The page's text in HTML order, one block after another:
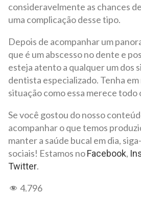
consideravelmente as chances
uma complicação desse tipo.
Depois de acompanhar um
que é um abscesso no dente e
esteja atento a qualquer um dos
dentista especializado. Tenha
situação como essa merece todo
Se você gostou do nosso
acompanhar o que temos
manter a saúde bucal em dia,
sociais! Estamos noFacebook,
Twitter.
4.796